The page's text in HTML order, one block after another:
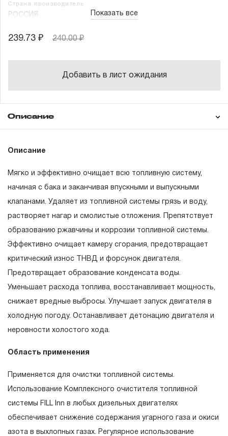
Страна производитель
РОССИЯ Показать все
239.73 ₽ 240.00 ₽
Добавить в лист ожидания
Описание
Описание
Мягко и эффективно очищает всю топливную систему,
начиная с бака и заканчивая впускными и выпускными
клапанами. Удаляет из топливной системы грязь и воду,
растворяет нагар и смолистые отложения. Препятствует
образованию ржавчины и коррозии топливной системы.
Эффективно очищает камеру сгорания, предотвращает
критический износ ТНВД и форсунок двигателя.
Предотвращает образование конденсата воды.
Уменьшает расхода топлива, восстанавливает мощность,
снижает вредные выбросы. Улучшает запуск двигателя в
холодную погоду. Останавливает детонацию двигателя и
неровности холостого хода.
Область применения
Применяется для очистки топливной системы.
Использование Комплексного очистителя топливной
системы FILL Inn в любых дизельных двигателях
обеспечивает снижение содержания угарного газа и окиси
азота в выхлопных газах. Регулярное использование